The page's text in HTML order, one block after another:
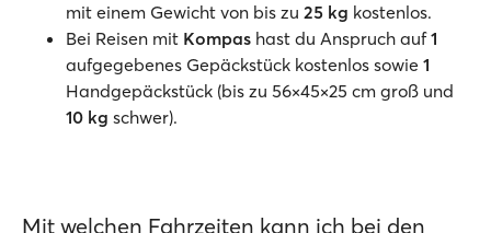
mit einem Gewicht von bis zu 25 kg kostenlos.
Bei Reisen mit Kompas hast du Anspruch auf1
aufgegebenes Gepäckstück kostenlos sowie 1
Handgepäckstück (bis zu 56×45×25 cm groß und
10 kg schwer).
Mit welchen Fahrzeiten kann ich bei den